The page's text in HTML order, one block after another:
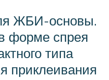
ЖБИ-основы.
форме спрея
типа
приклеивания